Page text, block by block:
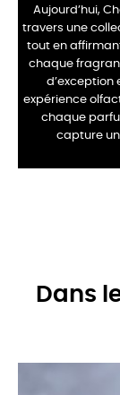
Aujourd’hui,
travers une
tout en
chaque
d’exception
expérience
chaque
capture
Dans